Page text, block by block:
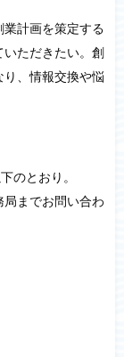
業計画を策定する
ただきたい。創
、情報交換や悩
のとおり。
までお問い合わ